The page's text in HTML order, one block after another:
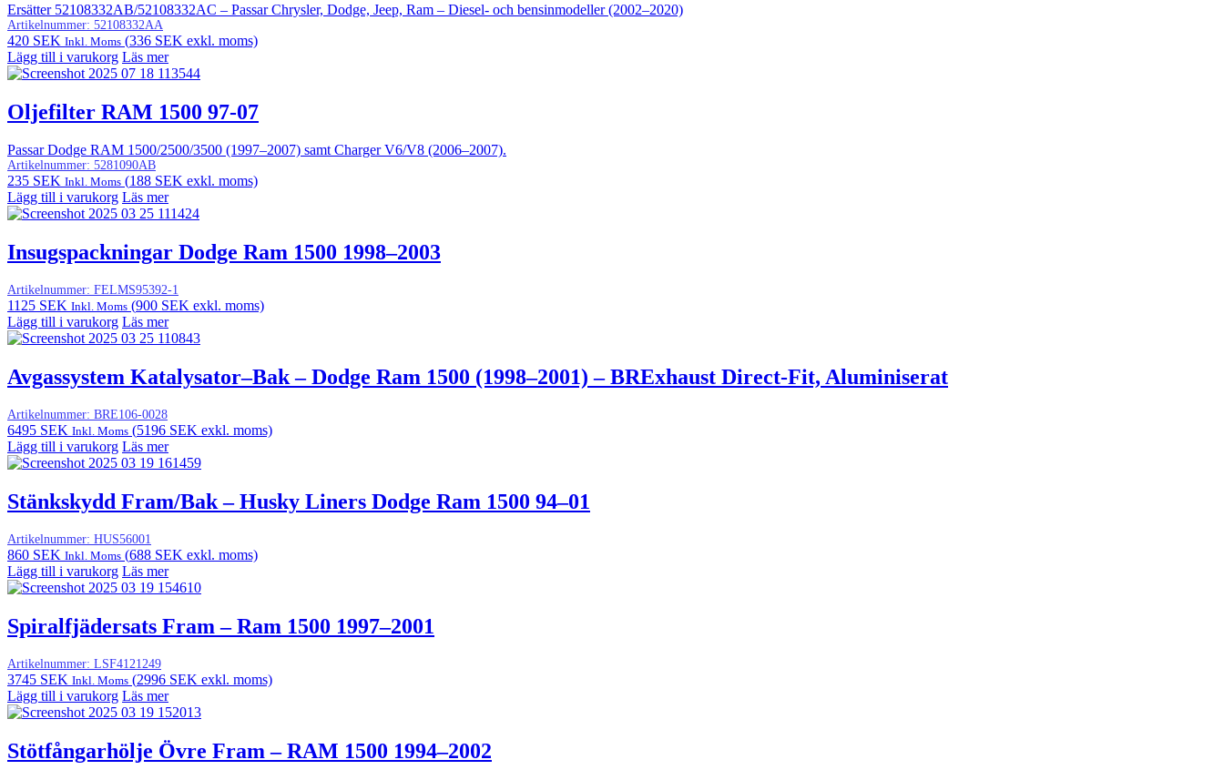
Ersätter 52108332AB/52108332AC – Passar Chrysler, Dodge, Jeep, Ram – Diesel- och bensinmodeller (2002–2020)
Artikelnummer: 52108332AA
420 SEK Inkl. Moms (336 SEK exkl. moms)
Lägg till i varukorg Läs mer
Oljefilter RAM 1500 97-07
Passar Dodge RAM 1500/2500/3500 (1997–2007) samt Charger V6/V8 (2006–2007).
Artikelnummer: 5281090AB
235 SEK Inkl. Moms (188 SEK exkl. moms)
Lägg till i varukorg Läs mer
Insugspackningar Dodge Ram 1500 1998–2003
Artikelnummer: FELMS95392-1
1125 SEK Inkl. Moms (900 SEK exkl. moms)
Lägg till i varukorg Läs mer
Avgassystem Katalysator–Bak – Dodge Ram 1500 (1998–2001) – BRExhaust Direct-Fit, Aluminiserat
Artikelnummer: BRE106-0028
6495 SEK Inkl. Moms (5196 SEK exkl. moms)
Lägg till i varukorg Läs mer
Stänkskydd Fram/Bak – Husky Liners Dodge Ram 1500 94–01
Artikelnummer: HUS56001
860 SEK Inkl. Moms (688 SEK exkl. moms)
Lägg till i varukorg Läs mer
Spiralfjädersats Fram – Ram 1500 1997–2001
Artikelnummer: LSF4121249
3745 SEK Inkl. Moms (2996 SEK exkl. moms)
Lägg till i varukorg Läs mer
Stötfångarhölje Övre Fram – RAM 1500 1994–2002